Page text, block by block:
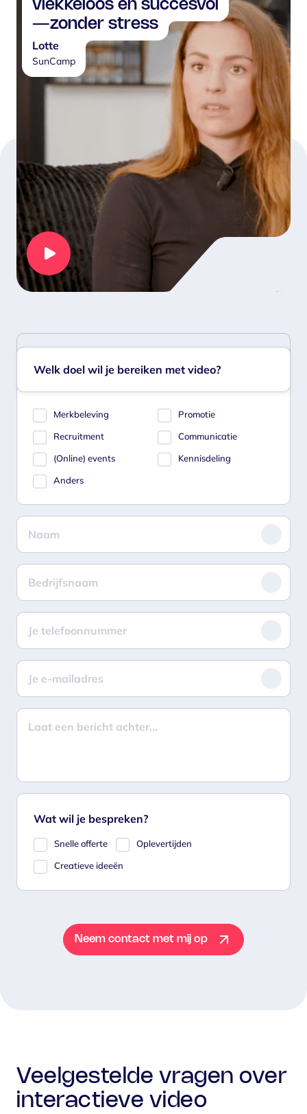
vlekkeloos en succesvol
—zonder stress
Lotte
SunCamp
Welk doel wil je bereiken met video?
Merkbeleving
Promotie
Recruitment
Communicatie
(Online) events
Kennisdeling
Anders
Wat wil je bespreken?
Snelle offerte
Oplevertijden
Creatieve ideeën
Neem contact met mij op
Veelgestelde vragen over
interactieve video